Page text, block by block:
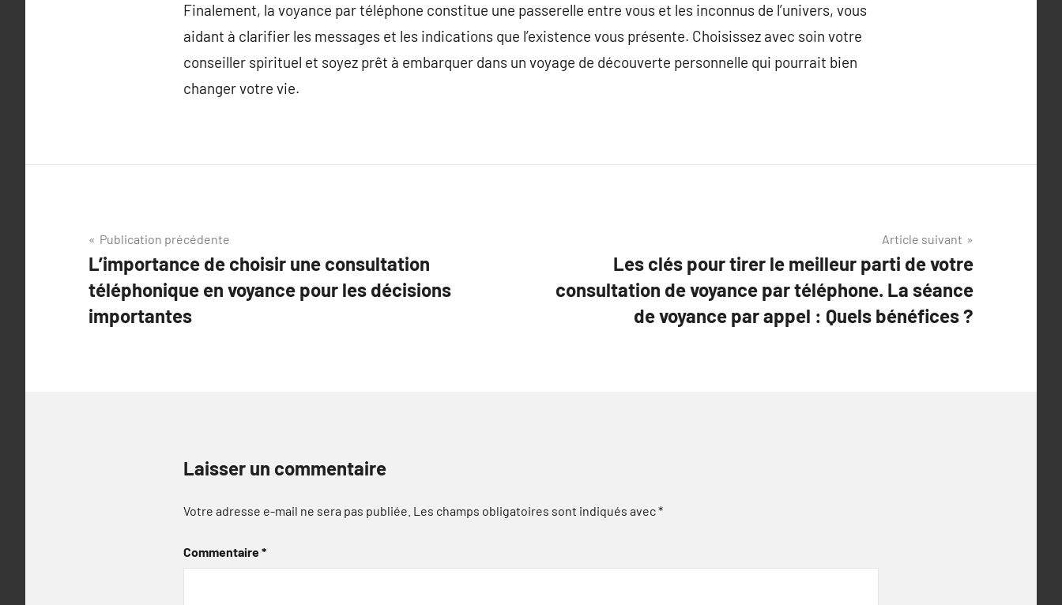
Finalement, la voyance par téléphone constitue une passerelle entre vous et les inconnus de l’univers, vous
aidant à clarifier les messages et les indications que l’existence vous présente. Choisissez avec soin votre
conseiller spirituel et soyez prêt à embarquer dans un voyage de découverte personnelle qui pourrait bien
changer votre vie.
Navigation
de
l’article
Publication précédente
L’importance de choisir une consultation
téléphonique en voyance pour les décisions
importantes
Article suivant
Les clés pour tirer le meilleur parti de votre
consultation de voyance par téléphone. La séance
de voyance par appel : Quels bénéfices ?
Laisser un commentaire
Votre adresse e-mail ne sera pas publiée. Les champs obligatoires sont indiqués avec*
Commentaire*